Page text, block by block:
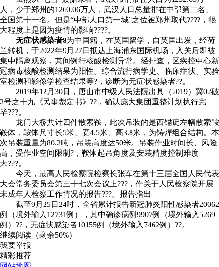
人，少于郑州的1260.06万人，武汉人口总量排在中部第二名、
全国第十一名。但是“中部人口第一城”之位被郑州取代????，很
大程度上是因为疫情的影响????。
无症状感染者8为中国籍，在英国留学，自英国出发，经荷
兰转机，于2022年9月27日抵达上海浦东国际机场，入关后即被
集中隔离观察，其间例行核酸检测异常。经排查，区疾控中心新
冠病毒核酸检测结果为阳性。综合流行病学史、临床症状、实验
室检测和影像学检查结果等?，诊断为无症状感染者??。
2019年12月30日，唐山市中级人民法院出具（2019）冀02破
2号之十九《民事裁定书》??，确认庞大集团重整计划执行完
毕???。
龙门大桥共计四件散索鞍，此次吊装的是西锚碇左幅散索鞍
鞍体，鞍体尺寸长5米、宽4.5米、高3.8米，为铸焊组合结构。本
次吊装重量为80.2吨，吊装高度达50米。吊装作业时间长、风险
高，受作业空间限制?，鞍体起吊角度及安装精度控制难度
大???。
今天，最高人民检察院检察长张军在第十三届全国人民代表
大会常务委员会第三十七次会议上???，作关于人民检察院开展
未成年人检察工作情况的报告???。报告指出——
截至9月25日24时，全省累计报告新冠肺炎阳性感染者20062
例（境外输入12731例），其中确诊病例9907例（境外输入5269
例）??，无症状感染者10155例（境外输入7462例）??。
继续阅读（剩余50%）
我要举报
精彩推荐